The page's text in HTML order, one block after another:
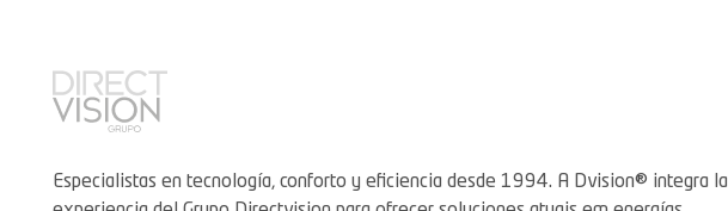
Especialistas en tecnología, conforto y eficiencia desde 1994. A Dvision® integra la